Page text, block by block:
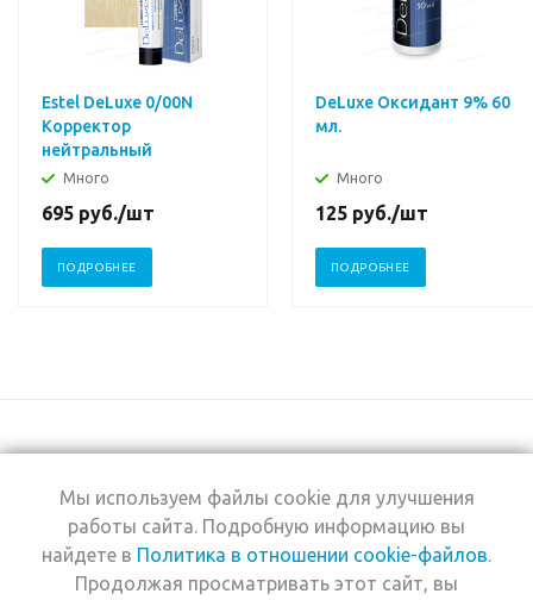
Estel DeLuxe 0/00N
Корректор
нейтральный
Много
695 руб./шт
ПОДРОБНЕЕ
DeLuxe Оксидант 9% 60
мл.
Много
125 руб./шт
ПОДРОБНЕЕ
+7 (495) 969-0950
2026 © Интернет-
магазин Estel
Компания
Информация
Мы используем файлы cookie для улучшения
работы сайта. Подробную информацию вы
найдете в Политика в отношении cookie-файлов.
Продолжая просматривать этот сайт, вы